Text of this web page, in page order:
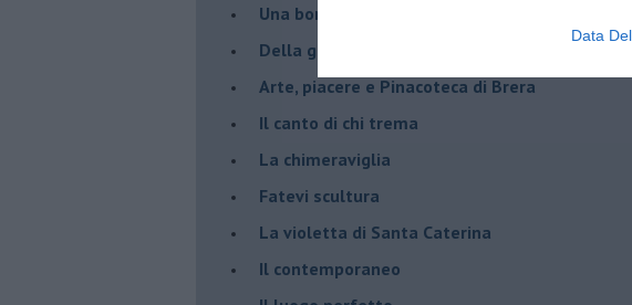
Data
​Una borraccia olfattiva, grazie
​Della gentilezza di Carofiglio
Arte, piacere e Pinacoteca di Brera
​Il canto di chi trema
La chimeraviglia
​Fatevi scultura
​La violetta di Santa Caterina
​Il contemporaneo